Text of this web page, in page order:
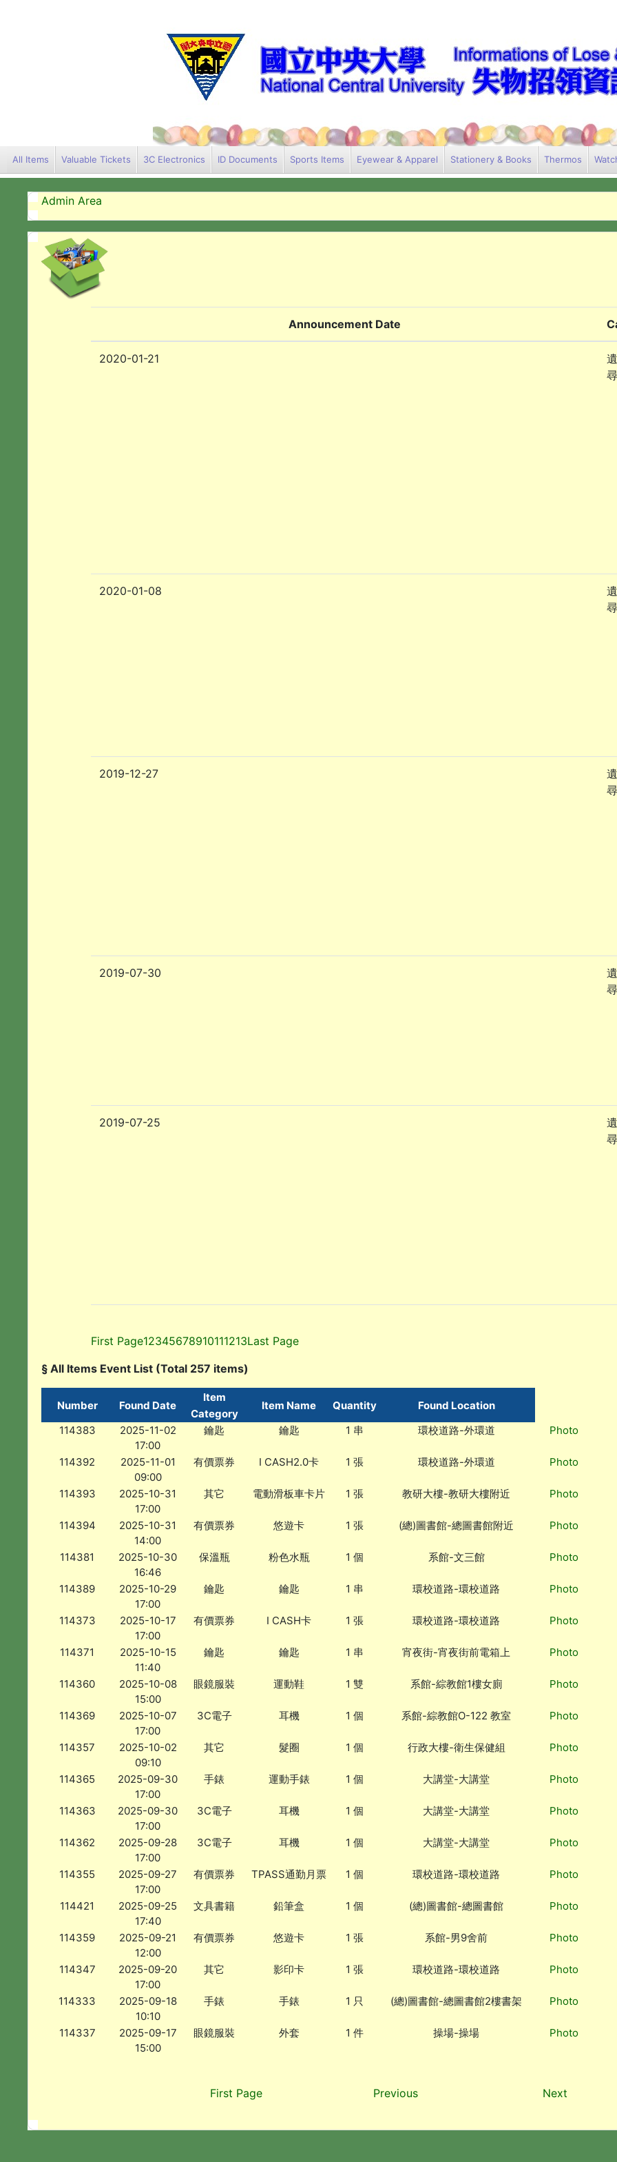
All Items Valuable Tickets 3C Electronics ID Documents Sports Items Eyewear & Apparel Stationery & Books Thermos
Admin Area
Announcement Date
2020-01-21
尋
2020-01-08
尋
2019-12-27
尋
2019-07-30
尋
2019-07-25
尋
First Page12345678910111213Last Page
§ All Items Event List (Total 257 items)
Number Found Date
Item
Category
Item Name Quantity
Found Location
114383
2025-11-02
17:00
鑰匙 鑰匙 1 串 環校道路-外環道 Photo
114392
2025-11-01
09:00
有價票券 I CASH2.0卡 1 張 環校道路-外環道 Photo
114393
2025-10-31
17:00
其它 電動滑板車卡片 1 張 教研大樓-教研大樓附近 Photo
114394
2025-10-31
14:00
有價票券 悠遊卡 1 張 (總)圖書館-總圖書館附近 Photo
114381
2025-10-30
16:46
保溫瓶 粉色水瓶 1 個 系館-文三館 Photo
114389
2025-10-29
17:00
鑰匙 鑰匙 1 串 環校道路-環校道路 Photo
114373
2025-10-17
17:00
有價票券 I CASH卡 1 張 環校道路-環校道路 Photo
114371
2025-10-15
11:40
鑰匙 鑰匙 1 串 宵夜街-宵夜街前電箱上 Photo
114360
2025-10-08
15:00
眼鏡服裝 運動鞋 1 雙 系館-綜教館1樓女廁 Photo
114369
2025-10-07
17:00
3C電子 耳機 1 個 系館-綜教館O-122 教室 Photo
114357
2025-10-02
09:10
其它 髮圈 1 個 行政大樓-衛生保健組 Photo
114365
2025-09-30
17:00
手錶 運動手錶 1 個 大講堂-大講堂 Photo
114363
2025-09-30
17:00
3C電子 耳機 1 個 大講堂-大講堂 Photo
114362
2025-09-28
17:00
3C電子 耳機 1 個 大講堂-大講堂 Photo
114355
2025-09-27
17:00
有價票券 TPASS通勤月票 1 個 環校道路-環校道路 Photo
114421
2025-09-25
17:40
文具書籍 鉛筆盒 1 個 (總)圖書館-總圖書館 Photo
114359
2025-09-21
12:00
有價票券 悠遊卡 1 張 系館-男9舍前 Photo
114347
2025-09-20
17:00
其它 影印卡 1 張 環校道路-環校道路 Photo
114333
2025-09-18
10:10
手錶 手錶 1 只 (總)圖書館-總圖書館2樓書架 Photo
114337
2025-09-17
15:00
眼鏡服裝 外套 1 件 操場-操場 Photo
First Page Previous Next